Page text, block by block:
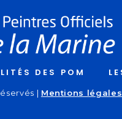
DES POM
| Mentions légales